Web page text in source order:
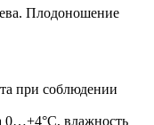
Плодоношение
при соблюдении
0…+4°C, влажность